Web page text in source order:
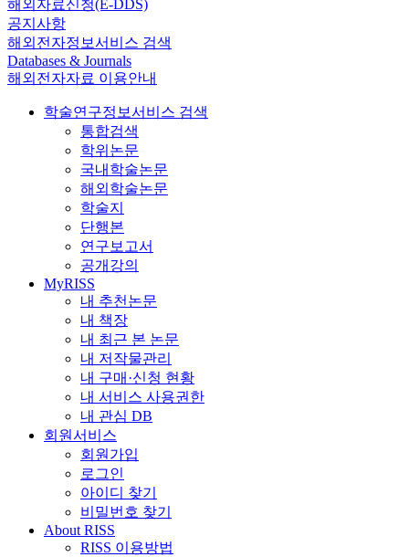
해외자료신청(E-DDS)
공지사항
해외전자정보서비스 검색
Databases & Journals
해외전자자료 이용안내
학술연구정보서비스 검색
통합검색
학위논문
국내학술논문
해외학술논문
학술지
단행본
연구보고서
공개강의
MyRISS
내 추천논문
내 책장
내 최근 본 논문
내 저작물관리
내 구매·신청 현황
내 서비스 사용권한
내 관심 DB
회원서비스
회원가입
로그인
아이디 찾기
비밀번호 찾기
About RISS
RISS 이용방법